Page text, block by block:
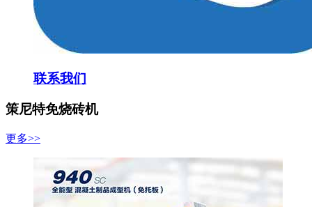
联系我们
策尼特免烧砖机
更多>>